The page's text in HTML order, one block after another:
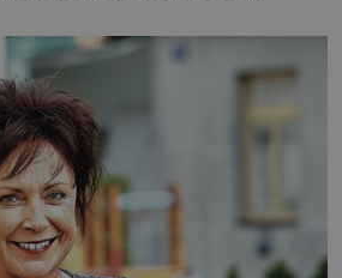
Tehdy byla jiná doba, když